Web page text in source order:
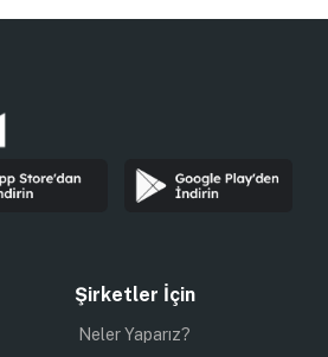
Şirketler İçin
Neler Yaparız?